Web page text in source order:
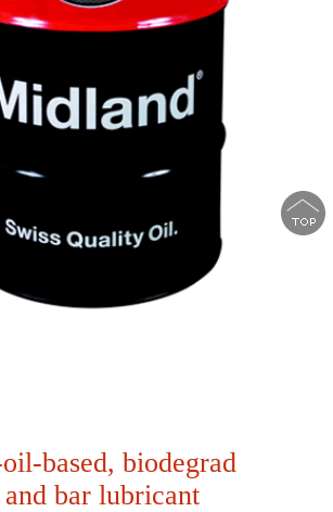
based, biodegrad
bar lubricant